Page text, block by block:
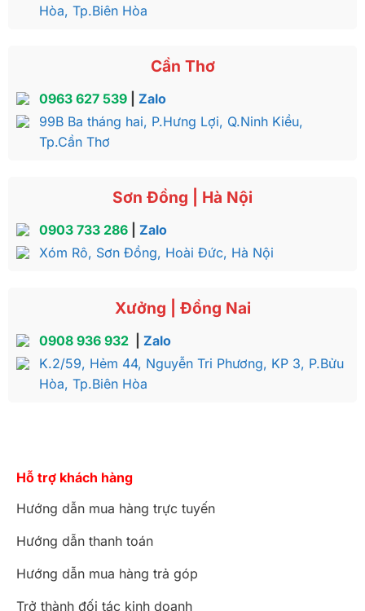
Hòa, Tp.Biên Hòa
Cần Thơ
0963 627 539| Zalo
99B Ba tháng hai, P.Hưng Lợi, Q.Ninh Kiều,
Tp.Cần Thơ
Sơn Đồng | Hà Nội
0903 733 286| Zalo
Xóm Rô, Sơn Đồng, Hoài Đức, Hà Nội
Xưởng | Đồng Nai
0908 936 932
Zalo
K.2/59, Hẻm 44, Nguyễn Tri Phương, KP 3, P.Bửu
Hòa, Tp.Biên Hòa
Hỗ trợ khách hàng
Hướng dẫn mua hàng trực tuyến
Hướng dẫn thanh toán
Hướng dẫn mua hàng trả góp
Trở thành đối tác kinh doanh